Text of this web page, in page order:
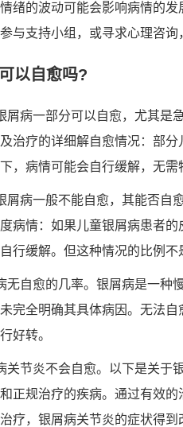
绪的波动可能会影响病情的
与支持小组，或寻求心理咨询
以自愈吗?
屑病一部分可以自愈，尤其是
治疗的详细解自愈情况：部
，病情可能会自行缓解，无需
屑病一般不能自愈，其能否自
病情：如果儿童银屑病患者
行缓解。但这种情况的比例不
无自愈的几率。银屑病是一种
完全明确其具体病因。无法
好转。
关节炎不会自愈。以下是关于
正规治疗的疾病。通过有效
疗，银屑病关节炎的症状得到